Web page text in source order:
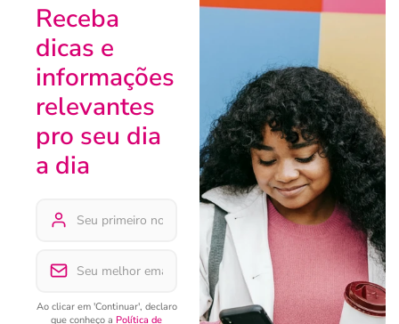
Receba
dicas e
informações
relevantes
pro seu dia
a dia
Ao clicar em 'Continuar', declaro
que conheço a Política de